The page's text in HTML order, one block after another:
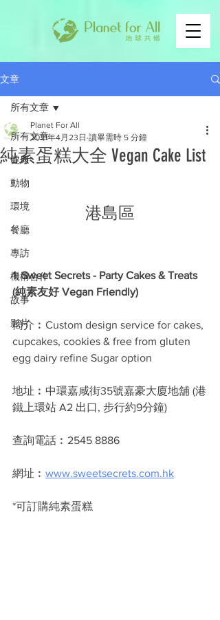
文章
所有文章
健康
動物
環境
餐廳
專訪
機構合作
故事
影片
所有文章
純素蛋糕大全 Vegan Cake List
Planet For All
2021年4月23日 讀畢需時 5 分鐘
港島區
1. Sweet Secrets - Party Cakes & Treats
(純素友好 Vegan Friendly)
簡介︰Custom design service for cakes,
cupcakes, cookies & free from gluten
egg dairy refine Sugar option
地址︰中環嘉咸街35號嘉豪大廈地舖 (港
鐵上環站 A2 出口, 步行約9分鐘)
查詢電話︰2545 8886
網址︰ www.sweetsecrets.com.hk
*可訂購純素蛋糕